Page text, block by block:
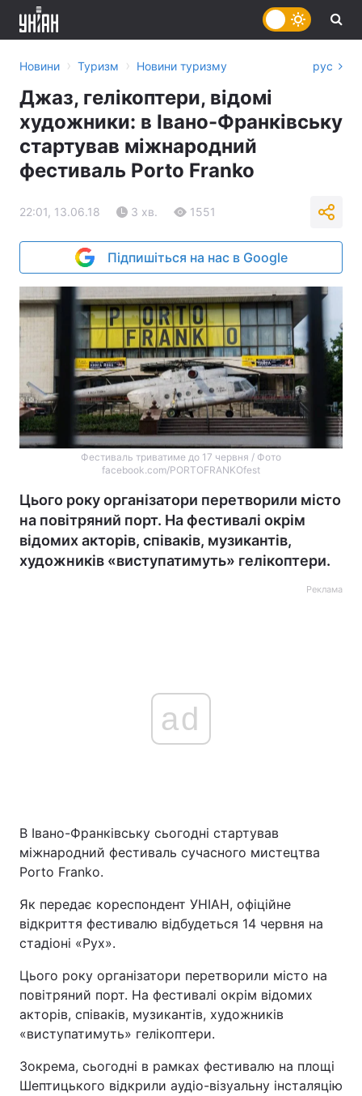
Україна Політика
Економіка
Спорт Наука
Техно і зв'язок
Зброя Інциденти
Здоров'я Туризм
Цікавинки Погода
Екологія Регіони
Новини › Туризм › Новини туризму рус
Джаз, гелікоптери, відомі
художники: в Івано-Франківську
стартував міжнародний
фестиваль Porto Franko
22:01, 13.06.18 3 хв. 1551
Підпишіться на нас в Google
Фестиваль триватиме до 17 червня / Фото
facebook.com/PORTOFRANKOfest
Цього року організатори перетворили місто
на повітряний порт. На фестивалі окрім
відомих акторів, співаків, музикантів,
художників «виступатимуть» гелікоптери.
Реклама
ad
В Івано-Франківську сьогодні стартував
міжнародний фестиваль сучасного мистецтва
Porto Franko.
Як передає кореспондент УНІАН, офіційне
відкриття фестивалю відбудеться 14 червня на
стадіоні «Рух».
Цього року організатори перетворили місто на
повітряний порт. На фестивалі окрім відомих
акторів, співаків, музикантів, художників
«виступатимуть» гелікоптери.
Зокрема, сьогодні в рамках фестивалю на площі
Шептицького відкрили аудіо-візуальну інсталяцію